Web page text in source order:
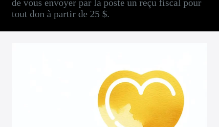
de vous envoyer par la poste un reçu fiscal pour
tout don à partir de 25 $.